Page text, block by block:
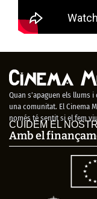
Quan s’apaguen els llums
una comunitat. El Cinema
només té sentit si el fem
CUIDEM EL
Amb el